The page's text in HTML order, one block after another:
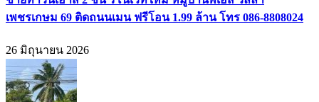
เพชรเกษม 69 ติดถนนเมน ฟรีโอน 1.99 ล้าน โทร 086-8808024
26 มิถุนายน 2026